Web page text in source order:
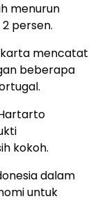
menurun
persen.
mencatat
beberapa
kokoh.
dalam
untuk